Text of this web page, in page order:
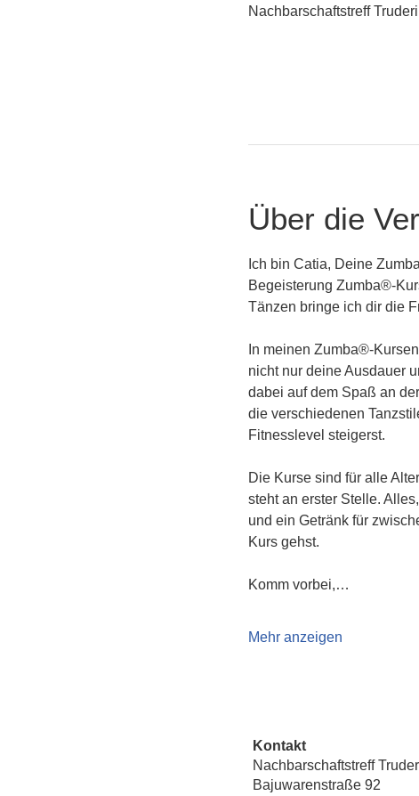
Nachbarschaftstreff
Über die
Ich bin Catia, Deine
Begeisterung Zumba®-
Tänzen bringe ich dir die
In meinen Zumba®-
nicht nur deine Ausdauer
dabei auf dem Spaß an
die verschiedenen
Fitnesslevel steigerst.
Die Kurse sind für alle
steht an erster Stelle.
und ein Getränk für
Kurs gehst.
Komm vorbei,…
Mehr anzeigen
Kontakt
Nachbarschaftstreff
Bajuwarenstraße 92